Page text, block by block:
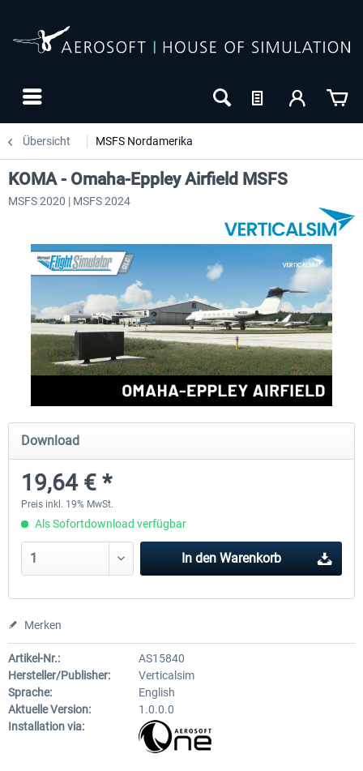
Übersicht MSFS Nordamerika
FSDG - Grönland Kulusuk MSFS
8,99 € *
Aerosoft Airport
KOMA - Omaha-Eppley Airfield MSFS
MSFS 2020 | MSFS 2024
Download
19,64 € *
Preis inkl. 19% MwSt.
Als Sofortdownload verfügbar
In den Warenkorb
Merken
Artikel-Nr.:
AS15840
Hersteller/Publisher:
Verticalsim
Sprache:
English
Aktuelle Version:
1.0.0.0
Installation via: